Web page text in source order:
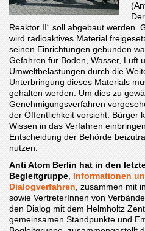
Reaktor II“ soll abgebaut werden.
wird radioaktives Material
seinen Einrichtungen gebunden
Gefahren für Boden, Wasser, Luft
Umweltbelastungen durch die
Unterbringung dieses Materials
gehalten werden. Um dies zu
Genehmigungsverfahren
der Öffentlichkeit vorsieht. Bürger
Wissen in das Verfahren
Entscheidung der Behörde
nutzen.
Anti Atom Berlin hat in den
Begleitgruppe, Informationen
Dialogverfahren, zusammen mit
sowie VertreterInnen von
den Dialog mit dem Helmholtz
gemeinsamen Standpunkte und